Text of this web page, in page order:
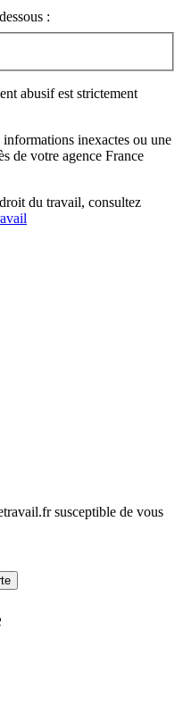
:
abusif est strictement
informations inexactes ou une
de votre agence France
droit du travail, consultez
susceptible de vous